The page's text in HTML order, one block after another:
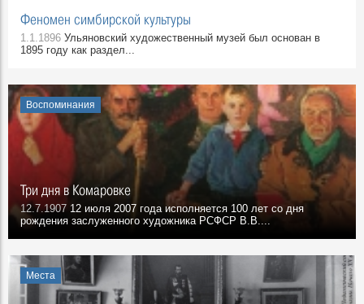
Феномен симбирской культуры
1.1.1896 Ульяновский художественный музей был основан в
1895 году как раздел...
Воспоминания
Три дня в Комаровке
12.7.1907 12 июля 2007 года исполняется 100 лет со дня
рождения заслуженного художника РСФСР В.В....
Места